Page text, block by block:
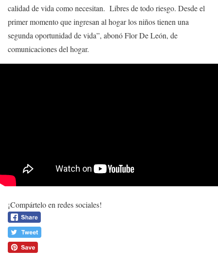
calidad de vida como necesitan. Libres de todo riesgo. Desde el
primer momento que ingresan al hogar los niños tienen una
segunda oportunidad de vida”, abonó Flor De León, de
comunicaciones del hogar.
¡Compártelo en redes sociales!